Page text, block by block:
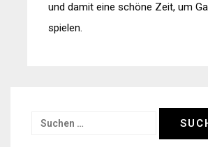
und damit eine schöne Zeit, um
spielen.
Suchen